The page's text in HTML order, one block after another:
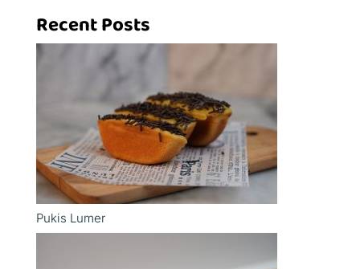
Recent Posts
Pukis Lumer